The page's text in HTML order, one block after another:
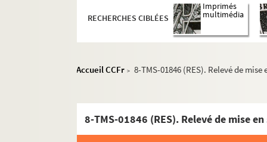
RECHERCHES CIBLÉES
Imprimés
multimédia
Accueil CCFr > 8-TMS-01846 (RES). Relevé de mise
8-TMS-01846 (RES). Relevé de mise en
François Coppée. Le passant : comédie en 1
Henry Kistemaeckers. La passante : pièce en
Georges de Porto-Riche. Le passé : comédie
Edmond Haraucourt. La Passion : mystère
Peter Nichols. Passion play : pièce en 2